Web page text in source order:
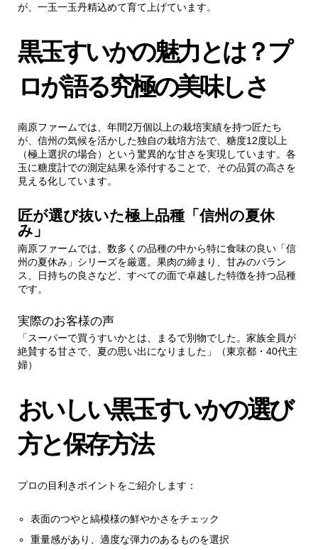
12.当農園の通販のポイント
12.1.送料無料
12.2.安心の返金保証
が、一玉一玉丹精込めて育て上げています。
黒玉すいかの魅力とは？プ
ロが語る究極の美味しさ
南原ファームでは、年間2万個以上の栽培実績を持つ匠たち
が、信州の気候を活かした独自の栽培方法で、糖度12度以上
（極上選択の場合）という驚異的な甘さを実現しています。各
玉に糖度計での測定結果を添付することで、その品質の高さを
見える化しています。
匠が選び抜いた極上品種「信州の夏休
み」
南原ファームでは、数多くの品種の中から特に食味の良い「信
州の夏休み」シリーズを厳選。果肉の締まり、甘みのバラン
ス、日持ちの良さなど、すべての面で卓越した特徴を持つ品種
です。
実際のお客様の声
「スーパーで買うすいかとは、まるで別物でした。家族全員が
絶賛する甘さで、夏の思い出になりました」（東京都・40代主
婦）
おいしい黒玉すいかの選び
方と保存方法
プロの目利きポイントをご紹介します：
表面のつやと縞模様の鮮やかさをチェック
重量感があり、適度な弾力のあるものを選択